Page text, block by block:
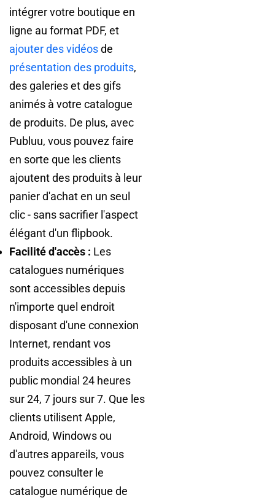
intégrer votre boutique en
ligne au format PDF, et
ajouter des vidéosde
présentation des produits,
des galeries et des gifs
animés à votre catalogue
de produits. De plus, avec
Publuu, vous pouvez faire
en sorte que les clients
ajoutent des produits à leur
panier d'achat en un seul
clic - sans sacrifier l'aspect
élégant d'un flipbook.
Facilité d'accès : Les
catalogues numériques
sont accessibles depuis
n'importe quel endroit
disposant d'une connexion
Internet, rendant vos
produits accessibles à un
public mondial 24 heures
sur 24, 7 jours sur 7. Que les
clients utilisent Apple,
Android, Windows ou
d'autres appareils, vous
pouvez consulter le
catalogue numérique de